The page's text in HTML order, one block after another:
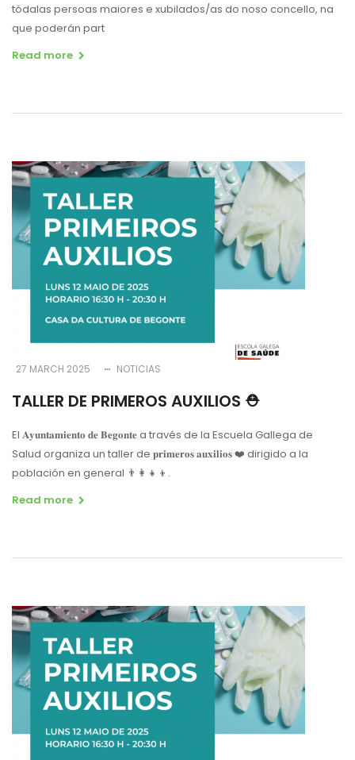
tódalas persoas maiores e xubilados/as do noso concello, na
que poderán part
Read more
27 MARCH 2025 NOTICIAS
TALLER DE PRIMEROS AUXILIOS ⛑
El 𝐀𝐲𝐮𝐧𝐭𝐚𝐦𝐢𝐞𝐧𝐭𝐨 𝐝𝐞 𝐁𝐞𝐠𝐨𝐧𝐭𝐞 a través de la Escuela Gallega de
Salud organiza un taller de 𝐩𝐫𝐢𝐦𝐞𝐫𝐨𝐬 𝐚𝐮𝐱𝐢𝐥𝐢𝐨𝐬 ❤️ dirigido a la
población en general 👨‍👩‍👧‍👦.
Read more